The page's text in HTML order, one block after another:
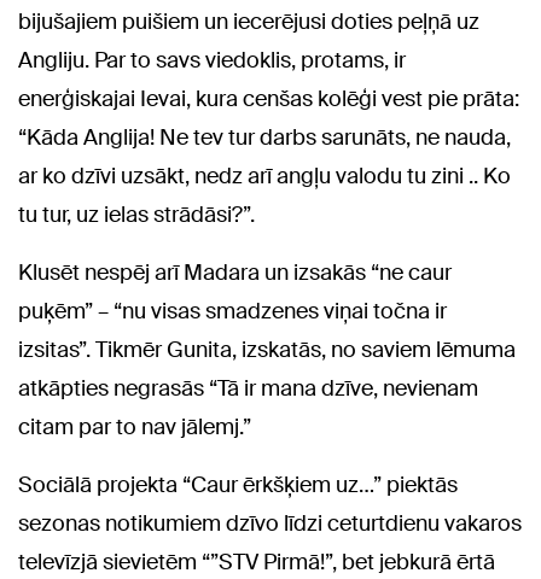
bijušajiem puišiem un iecerējusi doties peļņā uz
Angliju. Par to savs viedoklis, protams, ir
enerģiskajai Ievai, kura cenšas kolēģi vest pie prāta:
“Kāda Anglija! Ne tev tur darbs sarunāts, ne nauda,
ar ko dzīvi uzsākt, nedz arī angļu valodu tu zini .. Ko
tu tur, uz ielas strādāsi?”.
Klusēt nespēj arī Madara un izsakās “ne caur
puķēm” – “nu visas smadzenes viņai točna ir
izsitas”. Tikmēr Gunita, izskatās, no saviem lēmuma
atkāpties negrasās “Tā ir mana dzīve, nevienam
citam par to nav jālemj.”
Sociālā projekta “Caur ērkšķiem uz…” piektās
sezonas notikumiem dzīvo līdzi ceturtdienu vakaros
televīzjā sievietēm “”STV Pirmā!”, bet jebkurā ērtā